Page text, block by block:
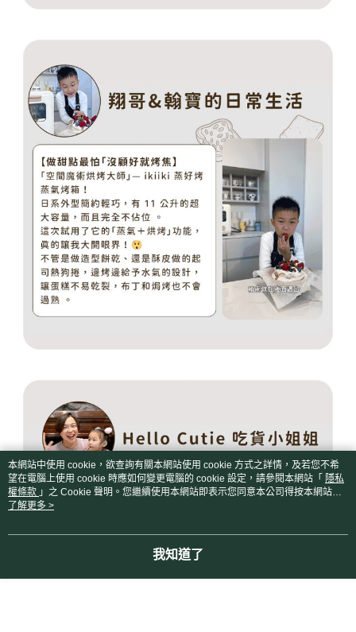
本網站中使用 cookie，欲查詢有關本網站使用 cookie 方式之詳情，及若您不希
望在電腦上使用 cookie 時應如何變更電腦的 cookie 設定，請參閱本網站「 隱私
權條款 」之 Cookie 聲明。您繼續使用本網站即表示您同意本公司得按本網站使
用條款之 Cookie 聲明使用 cookie。
了解更多 >
我知道了